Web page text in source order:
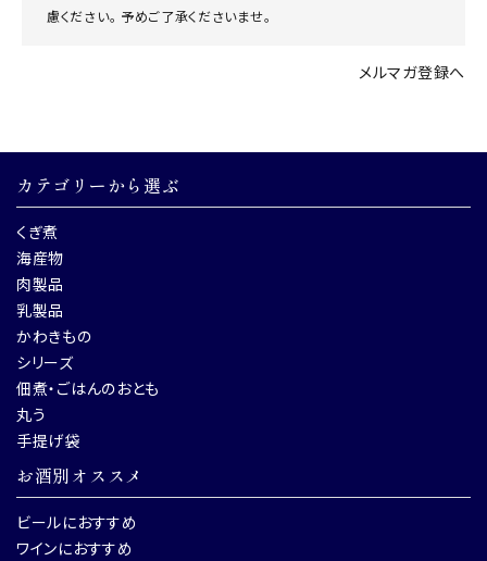
慮ください。 予めご了承くださいませ。
メルマガ登録へ
カテゴリーから選ぶ
くぎ煮
海産物
肉製品
乳製品
かわきもの
シリーズ
佃煮・ごはんのおとも
丸う
手提げ袋
お酒別オススメ
ビールにおすすめ
ワインにおすすめ